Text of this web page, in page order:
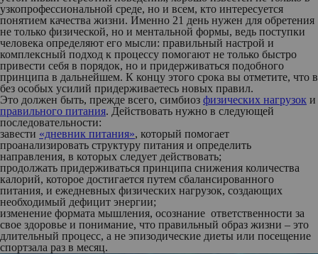
узкопрофессиональной среде, но и всем, кто интересуется
понятием качества жизни. Именно 21 день нужен для обретения
не только физической, но и ментальной формы, ведь поступки
человека определяют его мысли: правильный настрой и
комплексный подход к процессу помогают не только быстро
привести себя в порядок, но и придерживаться подобного
принципа в дальнейшем. К концу этого срока вы отметите, что в
без особых усилий придерживаетесь новых правил.
Это должен быть, прежде всего, симбиоз физических нагрузок и
правильного питания. Действовать нужно в следующей
последовательности:
завести «дневник питания», который помогает
проанализировать структуру питания и определить
направления, в которых следует действовать;
продолжать придерживаться принципа снижения количества
калорий, которое достигается путем сбалансированного
питания, и ежедневных физических нагрузок, создающих
необходимый дефицит энергии;
изменение формата мышления, осознание ответственности за
свое здоровье и понимание, что правильный образ жизни – это
длительный процесс, а не эпизодические диеты или посещение
спортзала раз в месяц.